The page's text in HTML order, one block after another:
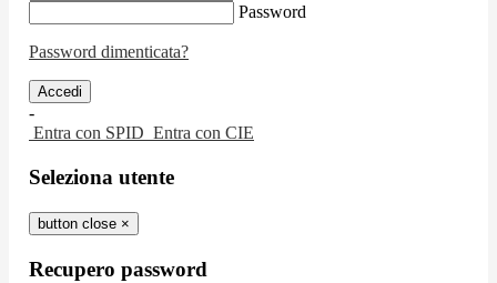
Password
Password dimenticata?
-
Entra con SPID Entra con CIE
Seleziona utente
button close ×
Recupero password